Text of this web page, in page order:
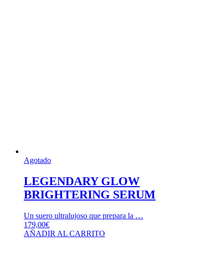
Agotado
LEGENDARY GLOW
BRIGHTERING SERUM
Un suero ultralujoso que prepara la …
179,00€
AÑADIR AL CARRITO